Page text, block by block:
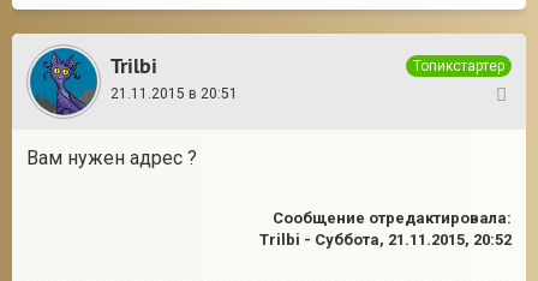
Trilbi
Топикстартер
21.11.2015 в 20:51
Вам нужен адрес ?
Сообщение отредактировала:
Trilbi - Суббота, 21.11.2015, 20:52